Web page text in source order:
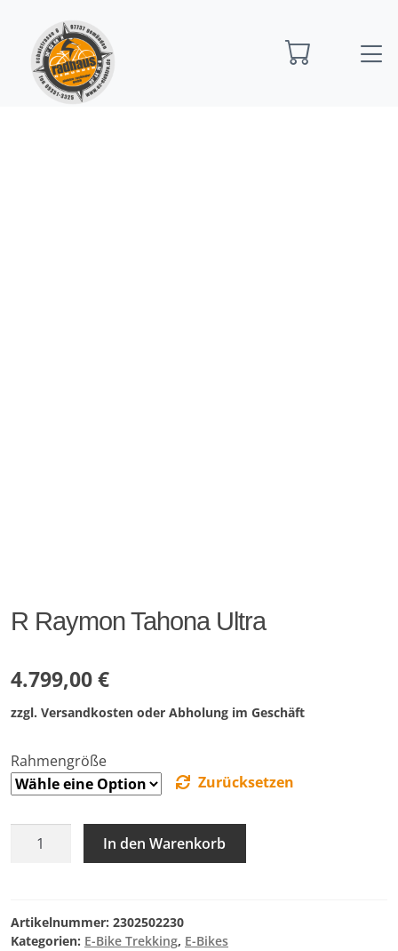
Startseite
Tahona Ultra
R Raymon Tahona Ultra
4.799,00€
zzgl. Versandkosten oder Abholung im Geschäft
Rahmengröße
Zurücksetzen
Raymon
Menge
In den Warenkorb
Artikelnummer: 2302502230
Kategorien: E-Bike Trekking, E-Bikes